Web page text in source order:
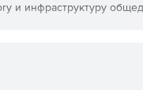
и инфраструктуру